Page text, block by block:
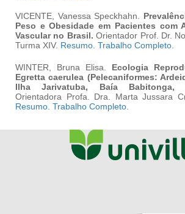
VICENTE, Vanessa Speckhahn.
Peso e Obesidade em Pacientes com
Vascular no Brasil.Orientador Prof. Dr.
Turma XIV. Resumo. Trabalho Completo.
WINTER, Bruna Elisa. Ecologia
Egretta caerulea (Pelecaniformes:
Ilha Jarivatuba, Baía Babitonga,
Orientadora Profa. Dra. Marta Jussara
Resumo. Trabalho Completo.